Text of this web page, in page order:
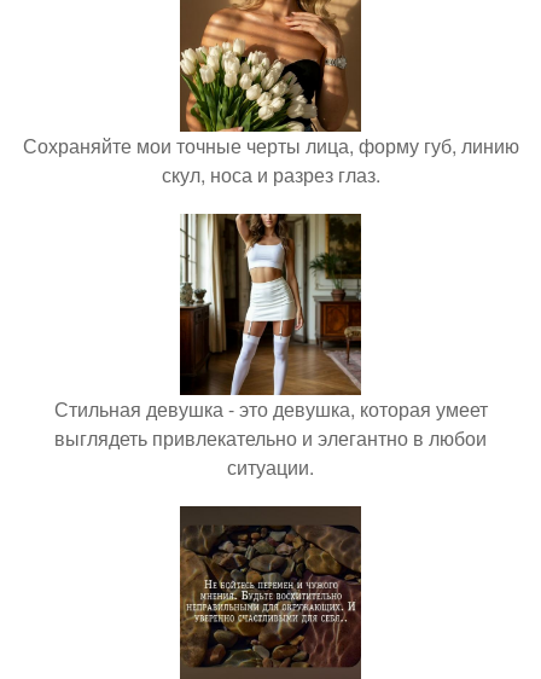
Сохраняйте мои точные черты лица, форму губ, линию
скул, носа и разрез глаз.
Стильная девушка - это девушка, которая умеет
выглядеть привлекательно и элегантно в любои
ситуации.